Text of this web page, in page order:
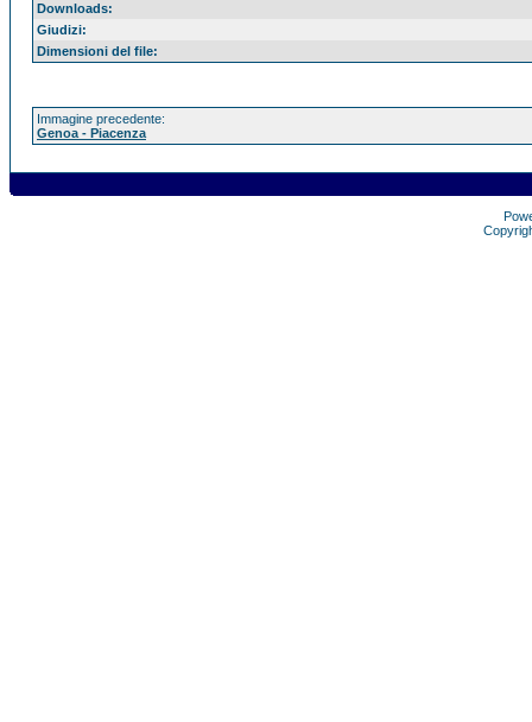
Downloads:
Giudizi:
Dimensioni del file:
Immagine precedente:
Genoa - Piacenza